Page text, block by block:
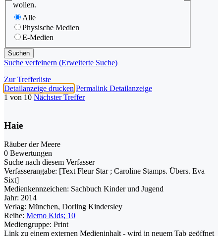
wollen.
Alle
Physische Medien
E-Medien
Suche verfeinern (Erweiterte Suche)
Zur Trefferliste
Detailanzeige drucken Permalink Detailanzeige
1 von 10 Nächster Treffer
Haie
Räuber der Meere
0 Bewertungen
Suche nach diesem Verfasser
Verfasserangabe: [Text Fleur Star ; Caroline Stamps. Übers. Eva
Sixt]
Medienkennzeichen: Sachbuch Kinder und Jugend
Jahr: 2014
Verlag: München, Dorling Kindersley
Reihe: Memo Kids; 10
Mediengruppe: Print
Link zu einem externen Medieninhalt - wird in neuem Tab geöffnet